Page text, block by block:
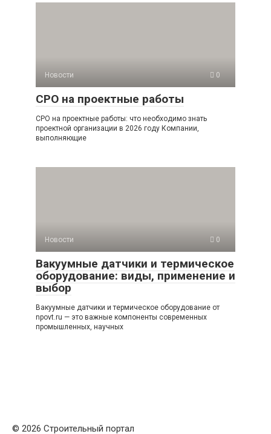
Новости 0
СРО на проектные работы
СРО на проектные работы: что необходимо знать
проектной организации в 2026 году Компании,
выполняющие
Новости 0
Вакуумные датчики и термическое
оборудование: виды, применение и
выбор
Вакуумные датчики и термическое оборудование от
npovt.ru — это важные компоненты современных
промышленных, научных
© 2026 Строительный портал